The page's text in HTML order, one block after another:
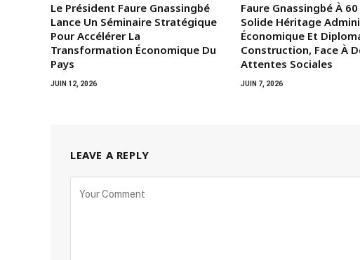
Le Président Faure Gnassingbé
Lance Un Séminaire Stratégique
Pour Accélérer La
Transformation Économique Du
Pays
JUIN 12, 2026
Faure Gnassingbé À 60
Solide Héritage
Économique Et
Construction, Face À
Attentes Sociales
JUIN 7, 2026
LEAVE A REPLY